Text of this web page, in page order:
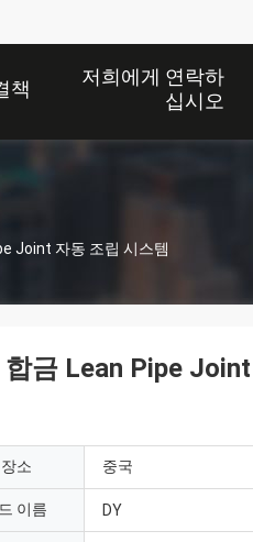
책
저희에게 연락하
십시오
Joint 자동 조립 시스템
금 Lean Pipe
소 중국
이름 DY